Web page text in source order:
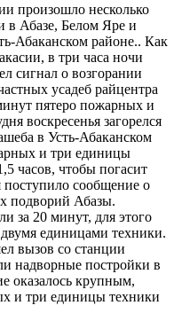
произошло несколько
в Абазе, Белом Яре и
Абаканском районе.. Как
в три часа ночи
сигнал о возгорании
усадеб райцентра
пятеро пожарных и
воскресенья загорелся
в Усть-Абаканском
и три единицы
часов, чтобы погасит
сообщение о
подворий Абазы.
за 20 минут, для этого
единицами техники.
вызов со станции
надворные постройки в
оказалось крупным,
и три единицы техники